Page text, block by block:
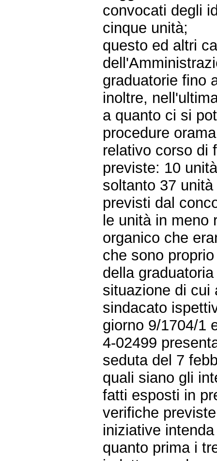
convocati degli
cinque unità;
questo ed altri
graduatorie fino
inoltre,
a quanto ci si
procedure
relativo corso di
previste: 10
soltanto 37
previsti dal
le unità in meno
organico che
che sono
della
situazione di cui
sindacato
giorno 9/1704/1
4-02499
seduta del 7
quali siano gli
fatti esposti in
verifiche
iniziative
quanto prima i